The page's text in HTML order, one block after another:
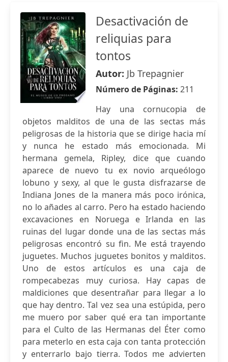
Desactivación de
reliquias para
tontos
Autor: Jb Trepagnier
Número de Páginas: 211
Hay una cornucopia de
objetos malditos de una de las sectas más
peligrosas de la historia que se dirige hacia mí
y nunca he estado más emocionada. Mi
hermana gemela, Ripley, dice que cuando
aparece de nuevo tu ex novio arqueólogo
lobuno y sexy, al que le gusta disfrazarse de
Indiana Jones de la manera más poco irónica,
no lo añades al carro. Pero ha estado haciendo
excavaciones en Noruega e Irlanda en las
ruinas del lugar donde una de las sectas más
peligrosas encontró su fin. Me está trayendo
juguetes. Muchos juguetes bonitos y malditos.
Uno de estos artículos es una caja de
rompecabezas muy curiosa. Hay capas de
maldiciones que desentrañar para llegar a lo
que hay dentro. Tal vez sea una estúpida, pero
me muero por saber qué era tan importante
para el Culto de las Hermanas del Éter como
para meterlo en esta caja con tanta protección
y enterrarlo bajo tierra. Todos me advierten